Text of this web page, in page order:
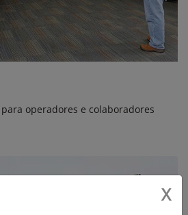
operadores e colaboradores
X